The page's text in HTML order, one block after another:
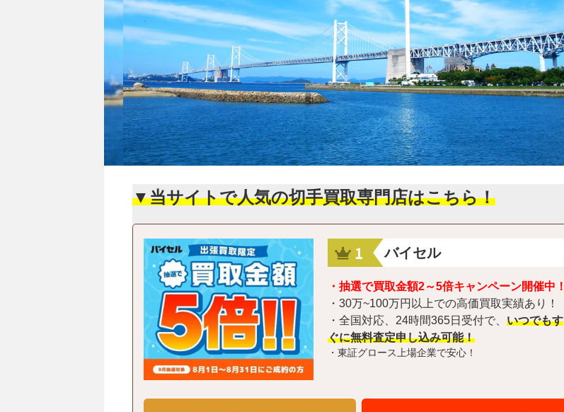
▼当サイトで人気の切手買取専門店はこちら！
バイセル
・抽選で買取金額2～5倍キャンペーン開催中！
・30万~100万円以上での高価買取実績あり！
・全国対応、24時間365日受付で、 いつでもす
ぐに無料査定申し込み可能！
・東証グロース上場企業で安心！